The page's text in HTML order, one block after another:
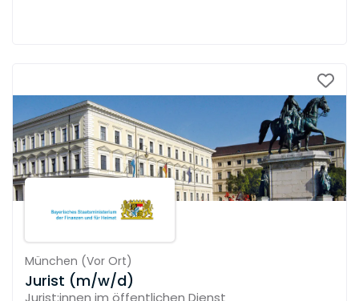
München (Vor Ort)
Jurist (m/w/d)
Jurist:innen im öffentlichen Dienst